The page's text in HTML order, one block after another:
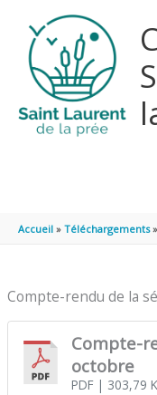
Accueil Téléchargements
Compte-rendu de la
Compte-
octobre
PDF| 303,79